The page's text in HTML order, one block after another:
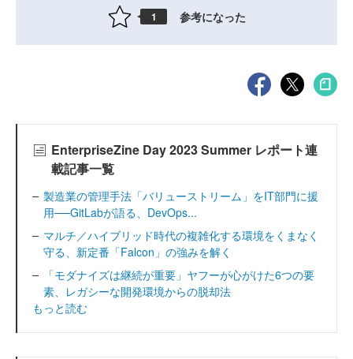
1 参考になった
EnterpriseZine Day 2023 Summer レポート連
載記事一覧
製造業の管理手法「バリューストリーム」をIT部門に援
用──GitLabが語る、DevOps...
マルチ／ハイブリッド時代の複雑化する環境をくまなく
守る、新定番「Falcon」の強みを解く
「モダナイズは継続が重要」ヤフーが心がけた6つの要
素、レガシーな開発環境からの脱却法
もっと読む